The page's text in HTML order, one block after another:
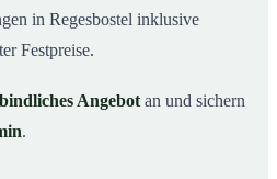
in Regesbostel inklusive
Festpreise.
Angebot an und sichern
.